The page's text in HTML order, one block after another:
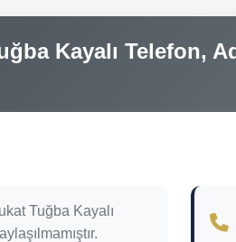
Kayalı Telefon,
Tuğba Kayalı